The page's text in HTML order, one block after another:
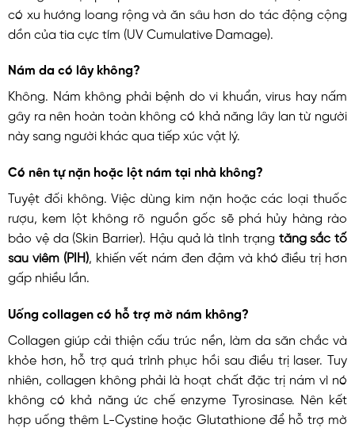
có xu hướng loang rộng và ăn sâu hơn do tác động cộng
dồn của tia cực tím (UV Cumulative Damage).
Nám da có lây không?
Không. Nám không phải bệnh do vi khuẩn, virus hay nấm
gây ra nên hoàn toàn không có khả năng lây lan từ người
này sang người khác qua tiếp xúc vật lý.
Có nên tự nặn hoặc lột nám tại nhà không?
Tuyệt đối không. Việc dùng kim nặn hoặc các loại thuốc
rượu, kem lột không rõ nguồn gốc sẽ phá hủy hàng rào
bảo vệ da (Skin Barrier). Hậu quả là tình trạng tăng sắc tố
sau viêm (PIH), khiến vết nám đen đậm và khó điều trị hơn
gấp nhiều lần.
Uống collagen có hỗ trợ mờ nám không?
Collagen giúp cải thiện cấu trúc nền, làm da săn chắc và
khỏe hơn, hỗ trợ quá trình phục hồi sau điều trị laser. Tuy
nhiên, collagen không phải là hoạt chất đặc trị nám vì nó
không có khả năng ức chế enzyme Tyrosinase. Nên kết
hợp uống thêm L-Cystine hoặc Glutathione để hỗ trợ mờ